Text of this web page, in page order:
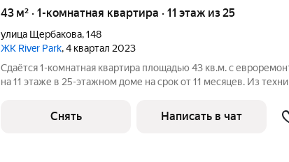
43 м² · 1-комнатная квартира · 11 этаж из 25
улица Щербакова,148
ЖК River Park, 4 квартал 2023
Сдаётся 1-комнатная квартира площадью 43 кв.м. с
на 11 этаже в 25-этажном доме на срок от 11 месяцев. Из
Микроволновка Пылесос Дом - монолитный, окна выходят во
Снять Написать в чат